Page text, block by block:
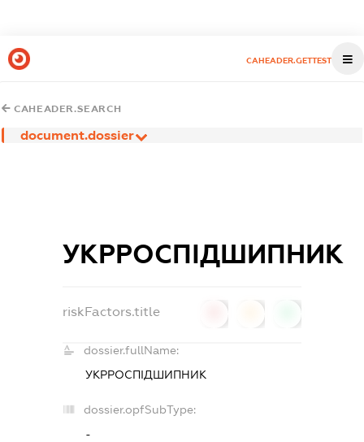
CAHEADER.GETTEST
CAHEADER.SEARCH
document.dossier
УКРРОСПІДШИПНИК
riskFactors.title
dossier.fullName:
УКРРОСПІДШИПНИК
dossier.opfSubType:
-